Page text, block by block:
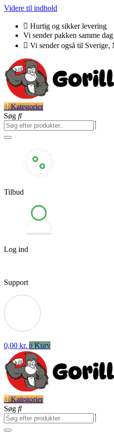
Videre til indhold
Hurtig og sikker levering
Vi sender pakken samme dag
Vi sender også til Sverige,
Kategorier
Søg
Tilbud
Log ind
Support
0,00 kr. 0 Kurv
Kategorier
Søg